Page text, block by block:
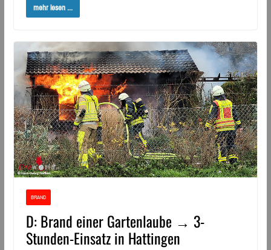
mehr lesen ...
BRAND
D: Brand einer Gartenlaube → 3-
Stunden-Einsatz in Hattingen